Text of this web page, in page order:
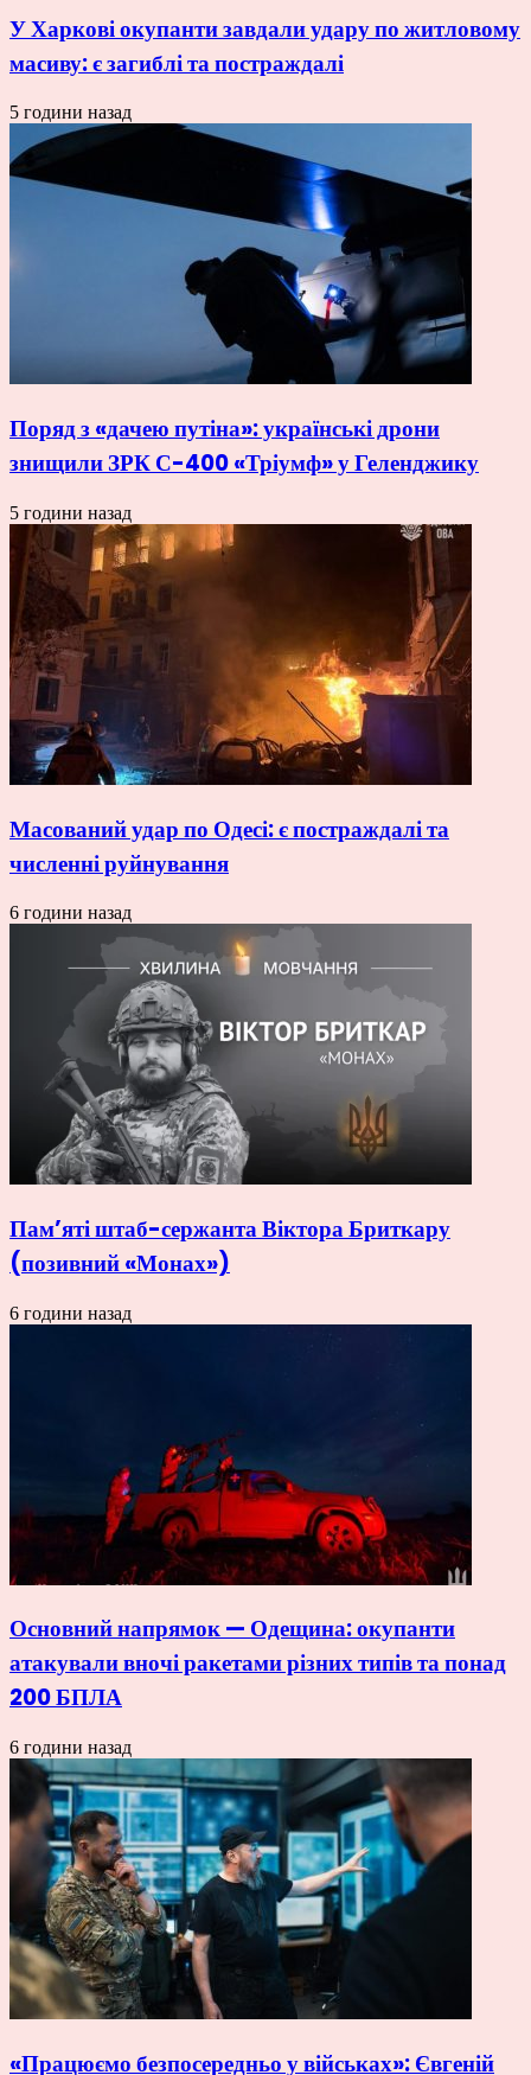
У Харкові окупанти завдали удару по житловому
масиву: є загиблі та постраждалі
5 години назад
Поряд з «дачею путіна»: українські дрони
знищили ЗРК С-400 «Тріумф» у Геленджику
5 години назад
Масований удар по Одесі: є постраждалі та
численні руйнування
6 години назад
Пам’яті штаб-сержанта Віктора Бриткару
(позивний «Монах»)
6 години назад
Основний напрямок — Одещина: окупанти
атакували вночі ракетами різних типів та понад
200 БПЛА
6 години назад
«Працюємо безпосередньо у військах»: Євгеній